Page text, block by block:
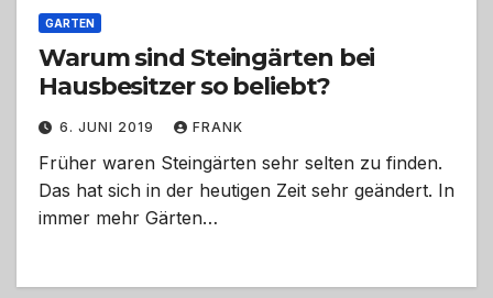
GARTEN
Warum sind Steingärten bei
Hausbesitzer so beliebt?
6. JUNI 2019 FRANK
Früher waren Steingärten sehr selten zu finden.
Das hat sich in der heutigen Zeit sehr geändert. In
immer mehr Gärten…